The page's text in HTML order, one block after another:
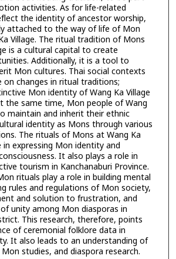
activities. As for life-related
the identity of ancestor worship,
attached to the way of life of Mon
Village. The ritual tradition of Mons
is a cultural capital to create
Additionally, it is a tool to
Mon cultures. Thai social contexts
on changes in ritual traditions;
Mon identity of Wang Ka Village
the same time, Mon people of Wang
maintain and inherit their ethnic
identity as Mons through various
The rituals of Mons at Wang Ka
in expressing Mon identity and
It also plays a role in
tourism in Kanchanaburi Province.
rituals play a role in building mental
rules and regulations of Mon society,
and solution to frustration, and
unity among Mon diasporas in
This research, therefore, points
of ceremonial folklore data in
It also leads to an understanding of
studies, and diaspora research.